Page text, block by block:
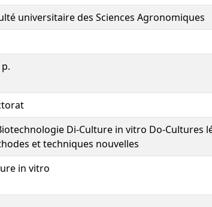
universitaire des Sciences Agronomiques
Di-Culture in vitro Do-Cultures
et techniques nouvelles
in vitro